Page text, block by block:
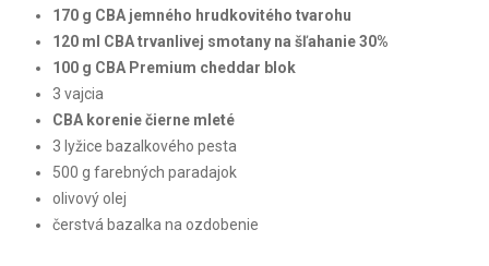
170 g CBA jemného hrudkovitého tvarohu
120 ml CBA trvanlivej smotany na šľahanie 30%
100 g CBA Premium cheddar blok
3 vajcia
CBA korenie čierne mleté
3 lyžice bazalkového pesta
500 g farebných paradajok
olivový olej
čerstvá bazalka na ozdobenie